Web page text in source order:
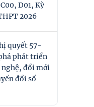
D01, Kỳ
2026
quyết 57-
phát triển
nghệ, đổi mới
đổi số